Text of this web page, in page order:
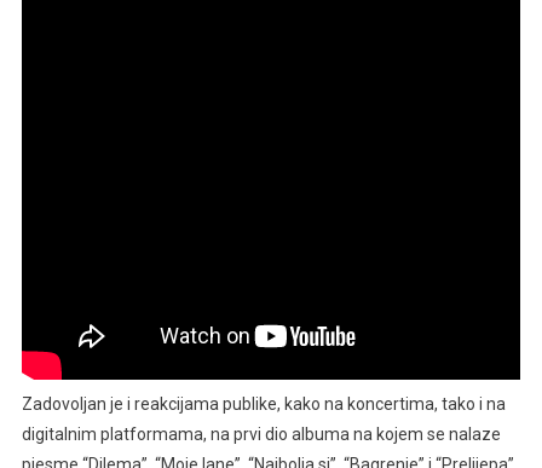
Zadovoljan je i reakcijama publike, kako na koncertima, tako i na
digitalnim platformama, na prvi dio albuma na kojem se nalaze
pjesme “Dilema”, “Moje lane”, “Najbolja si”, “Bagrenje” i “Prelijepa”.